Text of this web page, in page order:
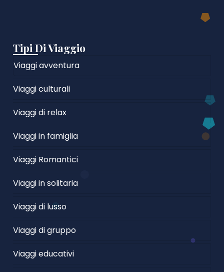
Tipi Di Viaggio
Viaggi avventura
Viaggi culturali
Viaggi di relax
Viaggi in famiglia
Viaggi Romantici
Viaggi in solitaria
Viaggi di lusso
Viaggi di gruppo
Viaggi educativi